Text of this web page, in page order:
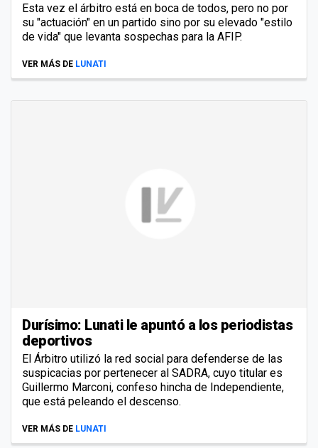
Esta vez el árbitro está en boca de todos, pero no por
su "actuación" en un partido sino por su elevado "estilo
de vida" que levanta sospechas para la AFIP.
VER MÁS DE LUNATI
Durísimo: Lunati le apuntó a los periodistas
deportivos
El Árbitro utilizó la red social para defenderse de las
suspicacias por pertenecer al SADRA, cuyo titular es
Guillermo Marconi, confeso hincha de Independiente,
que está peleando el descenso.
VER MÁS DE LUNATI